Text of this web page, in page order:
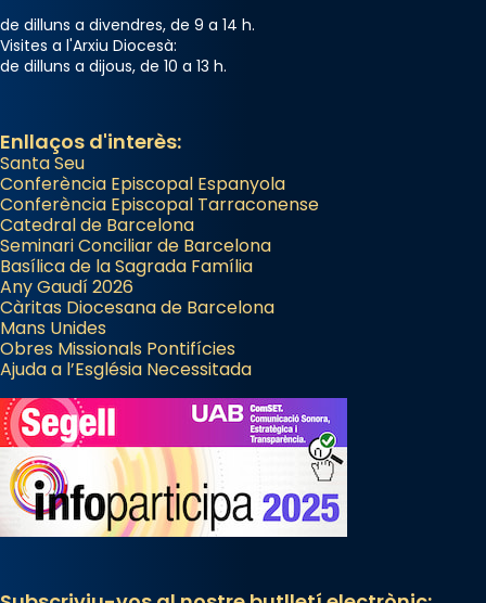
de dilluns a divendres, de 9 a 14 h.
Visites a l'Arxiu Diocesà:
de dilluns a dijous, de 10 a 13 h.
Enllaços d'interès:
Santa Seu
Conferència Episcopal Espanyola
Conferència Episcopal Tarraconense
Catedral de Barcelona
Seminari Conciliar de Barcelona
Basílica de la Sagrada Família
Any Gaudí 2026
Càritas Diocesana de Barcelona
Mans Unides
Obres Missionals Pontifícies
Ajuda a l’Església Necessitada